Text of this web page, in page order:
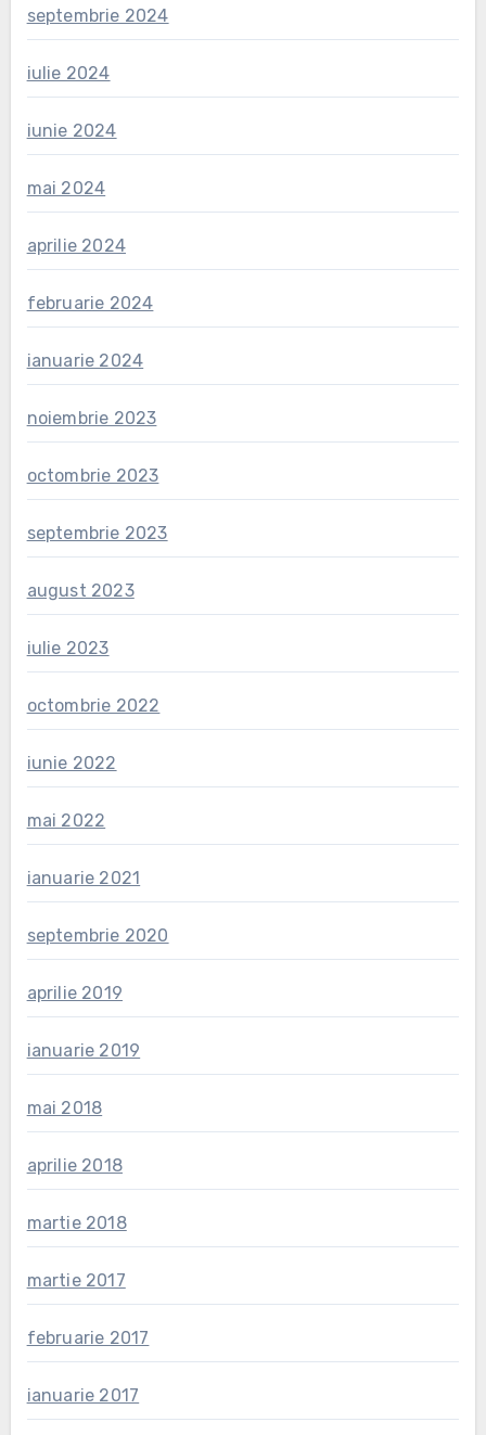
septembrie 2024
iulie 2024
iunie 2024
mai 2024
aprilie 2024
februarie 2024
ianuarie 2024
noiembrie 2023
octombrie 2023
septembrie 2023
august 2023
iulie 2023
octombrie 2022
iunie 2022
mai 2022
ianuarie 2021
septembrie 2020
aprilie 2019
ianuarie 2019
mai 2018
aprilie 2018
martie 2018
martie 2017
februarie 2017
ianuarie 2017